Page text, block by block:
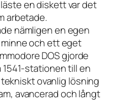
en diskett var det
arbetade.
nämligen en egen
och ett eget
DOS gjorde
stationen till en
ovanlig lösning
avancerad och långt